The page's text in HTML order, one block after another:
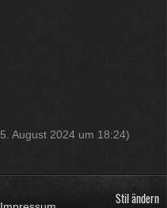
5. August 2024 um 18:24)
Stil ändern